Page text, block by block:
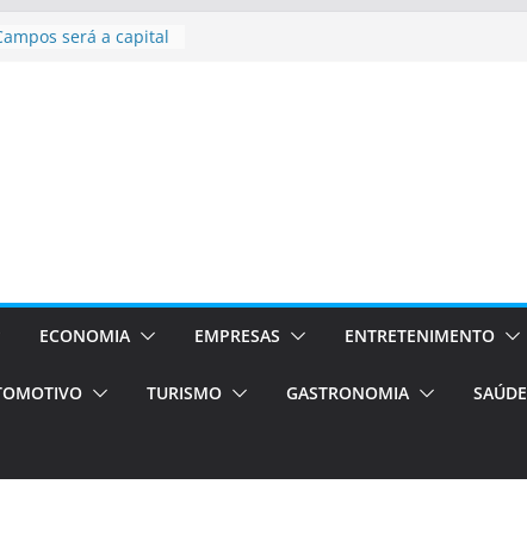
será a capital
Estão
Orientados
E VAN
em Porto
bolsas –
ECONOMIA EMPRESAS ENTRETENIMENTO
TURISMO GASTRONOMIA SAÚDE